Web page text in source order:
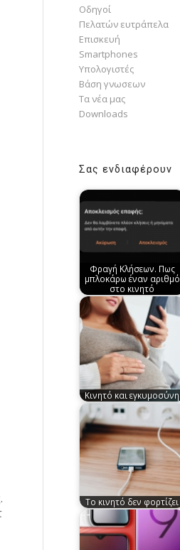
Οδηγοί
Πελατών ευτράπελα
Επισκευή
Smartphones
Υπολογιστές
Bάση γνωσεων
Τα νέα μας
Downloads
Σας ενδιαφέρουν
Φραγή Κλήσεων. Πως
μπλοκάρω έναν αριθμό
στο κινητό
Κινητό και εγκυμοσύνη
Το κινητό δεν φορτίζει